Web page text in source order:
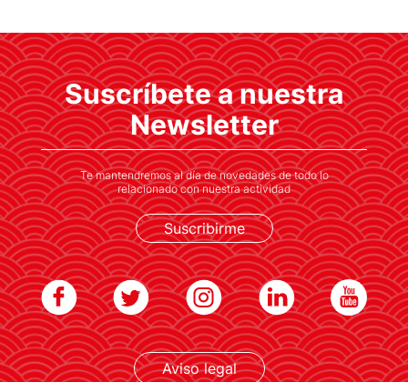
Suscríbete a nuestra
Newsletter
Te mantendremos al día de novedades de todo lo
relacionado con nuestra actividad
Suscribirme
Aviso legal